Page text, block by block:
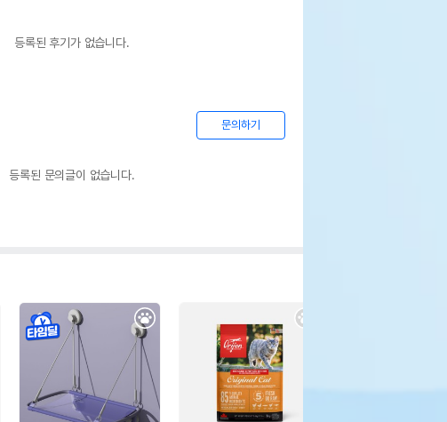
등록된 후기가 없습니다.
문의하기
등록된 문의글이 없습니다.